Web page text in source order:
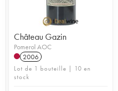
Château Gazin
Pomerol AOC
2006
Lot de 1 bouteille | 10 en
stock